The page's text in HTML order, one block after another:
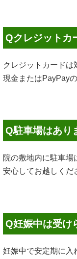
Qクレジットカ
クレジットカードは
現金またはPayPay
Q駐車場はあり
院の敷地内に駐車場
安心してお越しくだ
Q妊娠中は受け
妊娠中で安定期に入